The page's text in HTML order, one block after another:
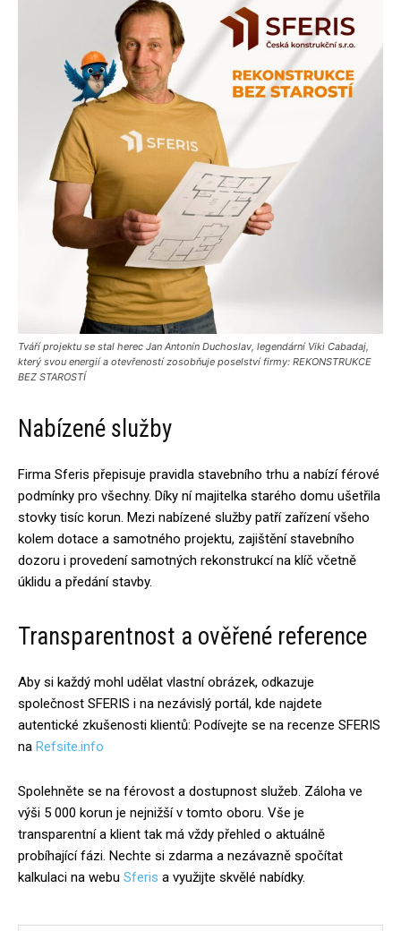
Tváří projektu se stal herec Jan Antonín Duchoslav, legendární Viki Cabadaj,
který svou energií a otevřeností zosobňuje poselství firmy: REKONSTRUKCE
BEZ STAROSTÍ
Nabízené služby
Firma Sferis přepisuje pravidla stavebního trhu a nabízí férové
podmínky pro všechny. Díky ní majitelka starého domu ušetřila
stovky tisíc korun. Mezi nabízené služby patří zařízení všeho
kolem dotace a samotného projektu, zajištění stavebního
dozoru i provedení samotných rekonstrukcí na klíč včetně
úklidu a předání stavby.
Transparentnost a ověřené reference
Aby si každý mohl udělat vlastní obrázek, odkazuje
společnost SFERIS i na nezávislý portál, kde najdete
autentické zkušenosti klientů: Podívejte se na recenze SFERIS
na Refsite.info
Spolehněte se na férovost a dostupnost služeb. Záloha ve
výši 5 000 korun je nejnižší v tomto oboru. Vše je
transparentní a klient tak má vždy přehled o aktuálně
probíhající fázi. Nechte si zdarma a nezávazně spočítat
kalkulaci na webu Sferis a využijte skvělé nabídky.